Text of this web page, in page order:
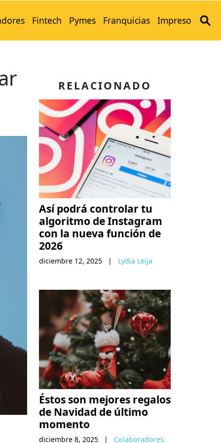
Fintech Pymes Franquicias Impreso
RELACIONADO
Así podrá controlar tu
algoritmo de Instagram
con la nueva función de
2026
diciembre 12, 2025 | Lydia Leija
Éstos son mejores regalos
de Navidad de último
momento
diciembre 8, 2025 | Colaboradores